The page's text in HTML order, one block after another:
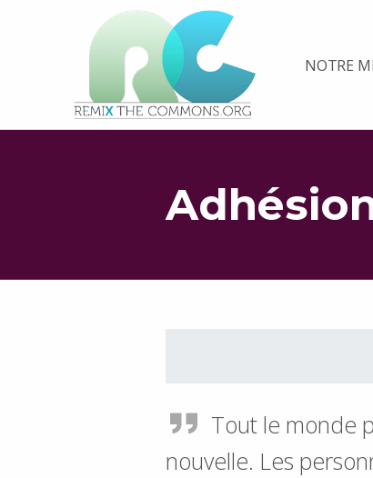
PLATEFORME MULTIMÉDIA OUVERTE ET COLLABORATIVE SUR LES COMMUNS NOTRE
Tout le monde
nouvelle. Les